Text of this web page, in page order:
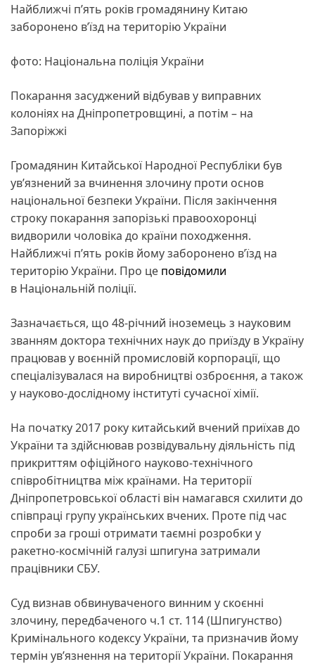
Найближчі п’ять років громадянину Китаю
заборонено в’їзд на територію України
фото: Національна поліція України
Покарання засуджений відбував у виправних
колоніях на Дніпропетровщині, а потім – на
Запоріжжі
Громадянин Китайської Народної Республіки був
ув’язнений за вчинення злочину проти основ
національної безпеки України. Після закінчення
строку покарання запорізькі правоохоронці
видворили чоловіка до країни походження.
Найближчі п’ять років йому заборонено в’їзд на
територію України. Про це повідомили
в Національній поліції.
Зазначається, що 48-річний іноземець з науковим
званням доктора технічних наук до приїзду в Україну
працював у воєнній промисловій корпорації, що
спеціалізувалася на виробництві озброєння, а також
у науково-дослідному інституті сучасної хімії.
На початку 2017 року китайський вчений приїхав до
України та здійснював розвідувальну діяльність під
прикриттям офіційного науково-технічного
співробітництва між країнами. На території
Дніпропетровської області він намагався схилити до
співпраці групу українських вчених. Проте під час
спроби за гроші отримати таємні розробки у
ракетно-космічній галузі шпигуна затримали
працівники СБУ.
Суд визнав обвинуваченого винним у скоєнні
злочину, передбаченого ч.1 ст. 114 (Шпигунство)
Кримінального кодексу України, та призначив йому
термін ув’язнення на території України. Покарання